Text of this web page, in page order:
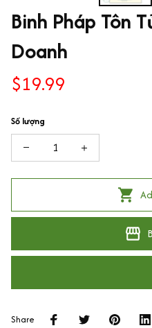
Binh Pháp Tôn
Doanh
$19.99
Số lượng
Share